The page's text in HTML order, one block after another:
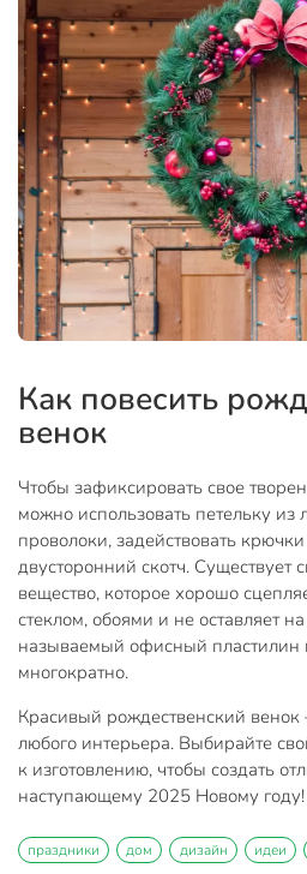
Как повесить
венок
Чтобы зафиксировать свое
можно использовать петельку из
проволоки, задействовать
двусторонний скотч. Существует
вещество, которое хорошо
стеклом, обоями и не оставляет
называемый офисный пластилин
многократно.
Красивый рождественский
любого интерьера. Выбирайте
к изготовлению, чтобы создать
наступающему 2025 Новому году!
праздники дом дизайн идеи